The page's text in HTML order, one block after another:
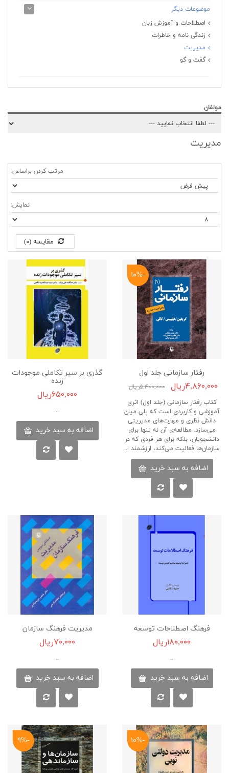
موضوعات دیگر
اصطلاحات و آموزش زبان
زندگی‌ نامه و خاطرات
مدیریت
گفت‌ و‌ گو
مولفان
مدیریت
مرتب کردن براساس:
نمایش:
مقایسه (۰)
-۱۰%
رفتار سازمانی جلد اول
۴,۸۶۰,۰۰۰ریال
۵,۴۰۰,۰۰۰ریال
کتاب رفتار سازمانی (جلد اول) اثری
آموزشی و کاربردی است که پلی میان
دانش نظری و مهارت‌های مدیریتی
می‌سازد. مطالعه‌ی آن نه تنها برای
دانشجویان، بلکه برای هر فردی که در
سازمان‌ها فعالیت می‌کند، ارزشمند ا..
اضافه به سبد خرید
گذری بر سیر تکاملی موجودات
زنده
۶۵۰,۰۰۰ریال
..
اضافه به سبد خرید
فرهنگ اصطلاحات توسعه
۱۸۰,۰۰۰ریال
..
اضافه به سبد خرید
مدیریت فرهنگ سازمان
۷۰,۰۰۰ریال
..
اضافه به سبد خرید
-۱۰% -۹%